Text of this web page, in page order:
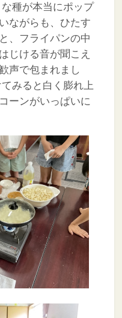
種が本当にポップ
ながらも、ひたす
、フライパンの中
じける音が聞こえ
声で包まれまし
みると白く膨れ上
ーンがいっぱいに